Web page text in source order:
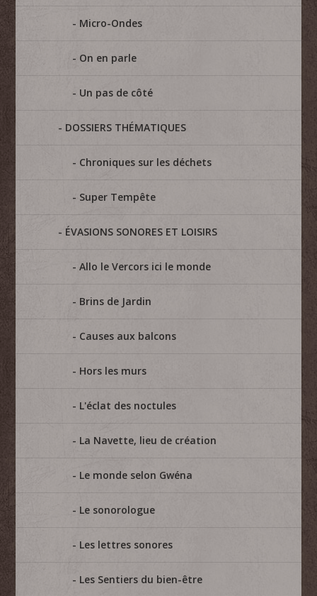
Micro-Ondes
On en parle
Un pas de côté
DOSSIERS THÉMATIQUES
Chroniques sur les déchets
Super Tempête
ÉVASIONS SONORES ET LOISIRS
Allo le Vercors ici le monde
Brins de Jardin
Causes aux balcons
Hors les murs
L'éclat des noctules
La Navette, lieu de création
Le monde selon Gwéna
Le sonorologue
Les lettres sonores
Les Sentiers du bien-être